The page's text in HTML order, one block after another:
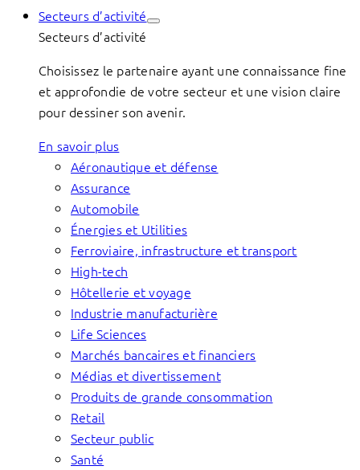
Secteurs d’activité
Secteurs d’activité
Choisissez le partenaire ayant une connaissance fine
et approfondie de votre secteur et une vision claire
pour dessiner son avenir.
En savoir plus
Aéronautique et défense
Assurance
Automobile
Énergies et Utilities
Ferroviaire, infrastructure et transport
High-tech
Hôtellerie et voyage
Industrie manufacturière
Life Sciences
Marchés bancaires et financiers
Médias et divertissement
Produits de grande consommation
Retail
Secteur public
Santé